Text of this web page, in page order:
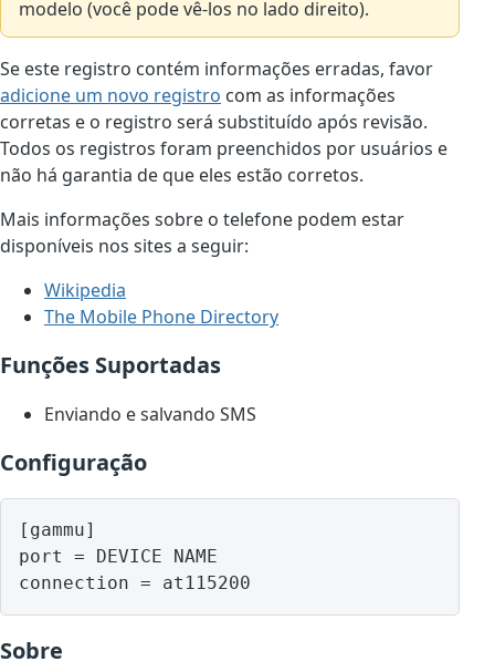
modelo (você pode vê-los no lado direito).
Se este registro contém informações erradas, favor
adicione um novo registro com as informações
corretas e o registro será substituído após revisão.
Todos os registros foram preenchidos por usuários e
não há garantia de que eles estão corretos.
Mais informações sobre o telefone podem estar
disponíveis nos sites a seguir:
Wikipedia
The Mobile Phone Directory
Funções Suportadas
Enviando e salvando SMS
Configuração
[gammu]
port = DEVICE NAME
Sobre